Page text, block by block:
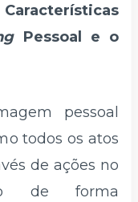
Pessoal e o
pessoal
todos os atos
de ações no
de forma